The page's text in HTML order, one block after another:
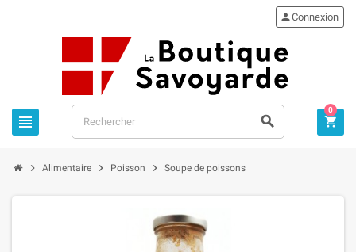
 
Connexion

0
 Alimentaire  Poisson  Soupe de poissons